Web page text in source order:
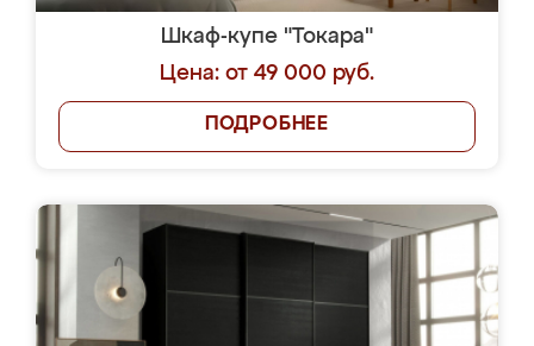
Шкаф-купе "Токара"
Цена: от 49 000 руб.
ПОДРОБНЕЕ